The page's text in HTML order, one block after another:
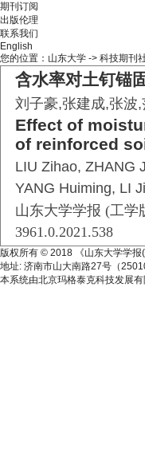
期刊订阅
出版伦理
联系我们
English
您的位置： 山东大学 -> 科技期刊
含水率对土钉锚
刘子豪,张建成,张波
Effect of
of reinforced
LIU Zihao, ZHANG
YANG Huiming, LI
山东大学学报 (工学
3961.0.2021.538
版权所有 © 2018 《山东大学学
地址: 济南市山大南路27号（
本系统由北京玛格泰克科技发展有